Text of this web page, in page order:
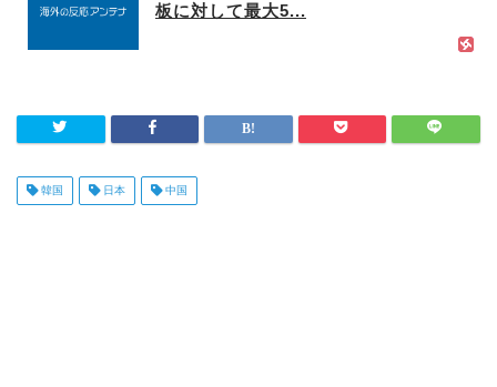
板に対して最大5...
韓国 日本 中国